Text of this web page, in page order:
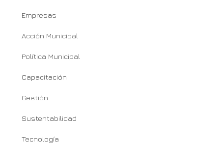
Empresas
Acción Municipal
Política Municipal
Capacitación
Gestión
Sustentabilidad
Tecnología